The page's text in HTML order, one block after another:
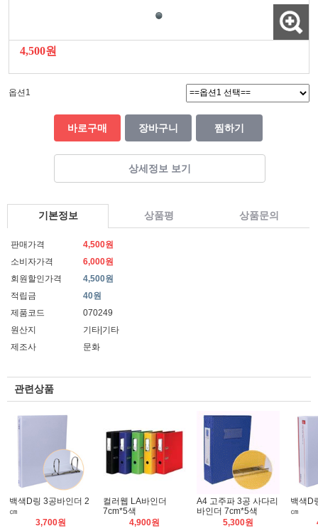
4,500원
옵션1
바로구매 장바구니 찜하기
상세정보 보기
기본정보 상품평 상품문의
판매가격
4,500원
소비자가격
6,000원
회원할인가격
4,500원
적립금
40원
제품코드
070249
원산지
기타|기타
제조사
문화
관련상품
백색D링 3공바인더 2
㎝
3,700원
컬러웹 LA바인더
7cm*5색
4,900원
A4 고주파 3공 사다리
바인더 7cm*5색
5,300원
백색D
㎝